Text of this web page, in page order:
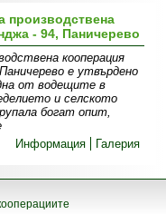
производствена
- 94, Паничерево
кооперация
e утвърдено
от водещите в
и селското
богат опит,
Информация
Галерия